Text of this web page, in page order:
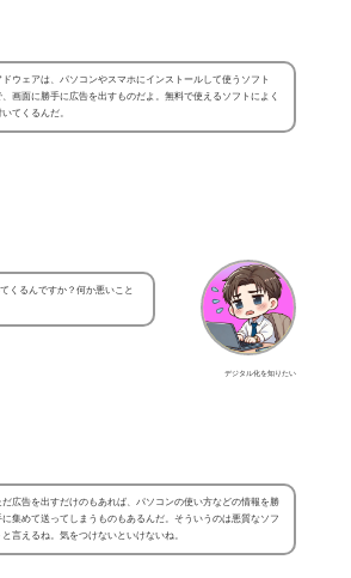
ドウェアは、パソコンやスマホにインストールして使うソフト
、画面に勝手に広告を出すものだよ。無料で使えるソフトによく
いてくるんだ。
デジタル化を知りたい
くるんですか？何か悪いこと
だ広告を出すだけのもあれば、パソコンの使い方などの情報を勝
に集めて送ってしまうものもあるんだ。そういうのは悪質なソフ
と言えるね。気をつけないといけないね。